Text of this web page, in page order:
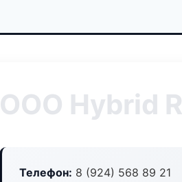
ООО Hybrid
Телефон: 8 (924) 568 89 21